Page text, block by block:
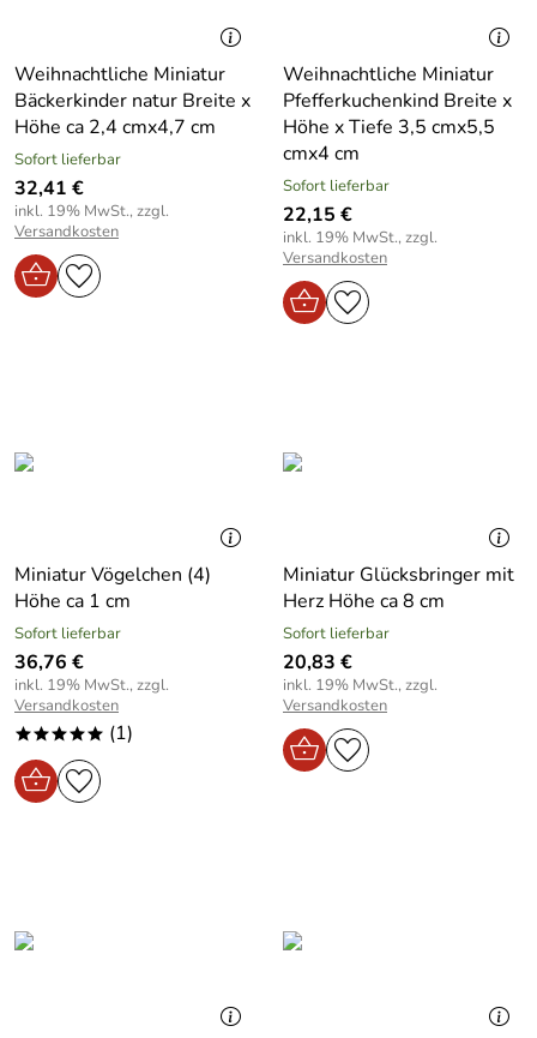
Weihnachtliche Miniatur
Bäckerkinder natur Breite x
Höhe ca 2,4 cmx4,7 cm
Sofort lieferbar
32,41 €
inkl. 19% MwSt., zzgl.
Versandkosten
Weihnachtliche Miniatur
Pfefferkuchenkind Breite x
Höhe x Tiefe 3,5 cmx5,5
cmx4 cm
Sofort lieferbar
22,15 €
inkl. 19% MwSt., zzgl.
Versandkosten
Miniatur Vögelchen (4)
Höhe ca 1 cm
Sofort lieferbar
36,76 €
inkl. 19% MwSt., zzgl.
Versandkosten
***** (1)
Miniatur Glücksbringer mit
Herz Höhe ca 8 cm
Sofort lieferbar
20,83 €
inkl. 19% MwSt., zzgl.
Versandkosten